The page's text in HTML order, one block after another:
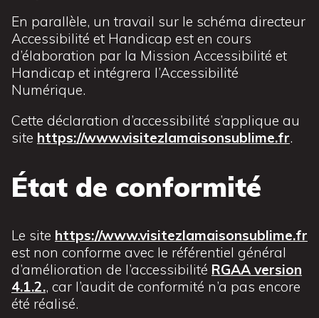
En parallèle, un travail sur le schéma directeur
Accessibilité et Handicap est en cours
d’élaboration par la Mission Accessibilité et
Handicap et intégrera l’Accessibilité
Numérique.
Cette déclaration d’accessibilité s’applique au
site https://www.visitezlamaisonsublime.fr.
État de conformité
Le site https://www.visitezlamaisonsublime.fr
est non conforme avec le référentiel général
d’amélioration de l’accessibilité RGAA version
4.1.2., car l’audit de conformité n’a pas encore
été réalisé.